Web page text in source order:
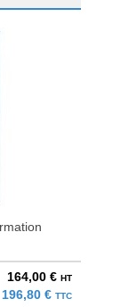
164,00 € HT
196,80 € TTC